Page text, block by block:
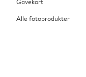
Alle fotoprodukter